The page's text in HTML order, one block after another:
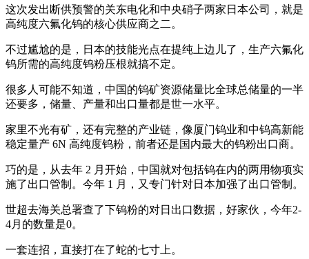
这次发出断供预警的关东电化和中央硝子两家日本公司，就是
高纯度六氟化钨的核心供应商之二。
不过尴尬的是，日本的技能光点在提纯上边儿了，生产六氟化
钨所需的高纯度钨粉压根就搞不定。
很多人可能不知道，中国的钨矿资源储量比全球总储量的一半
还要多，储量、产量和出口量都是世一水平。
家里不光有矿，还有完整的产业链，像厦门钨业和中钨高新能
稳定量产 6N 高纯度钨粉，前者还是国内最大的钨粉出口商。
巧的是，从去年 2 月开始，中国就对包括钨在内的两用物项实
施了出口管制。今年 1 月，又专门针对日本加强了出口管制。
世超去海关总署查了下钨粉的对日出口数据，好家伙，今年2-
4月的数量是0。
一套连招，直接打在了蛇的七寸上。